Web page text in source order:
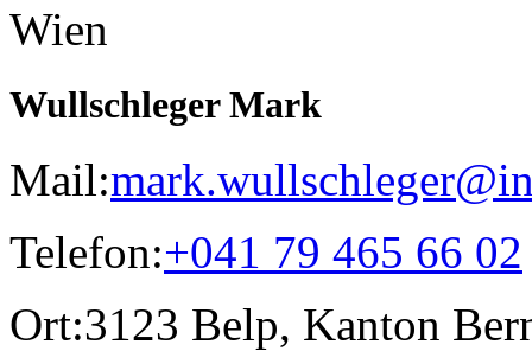
Wien
Wullschleger Mark
Mail:
Telefon:+041 79 465 66 02
Ort:3123 Belp, Kanton